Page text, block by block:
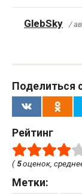
GlebSky /
Поделиться
Рейтинг
(5оценок,
Метки: